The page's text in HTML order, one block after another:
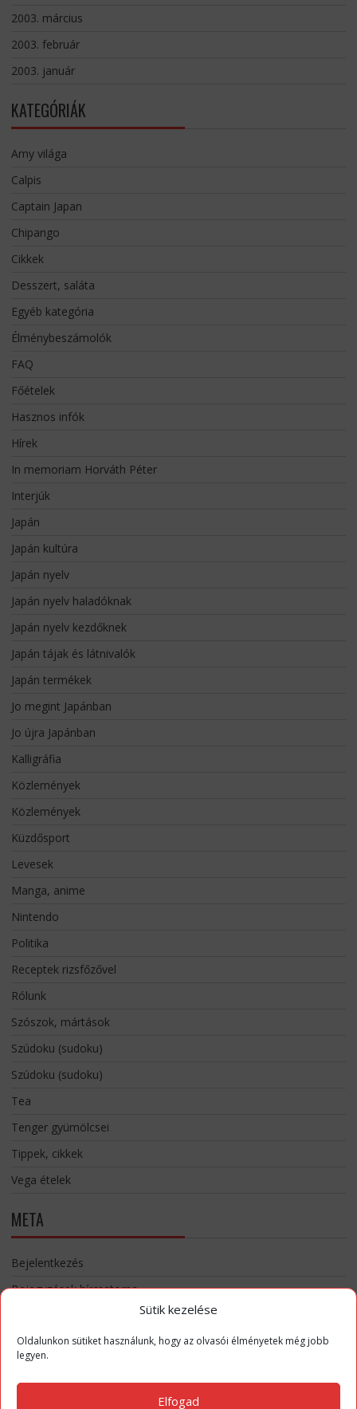
Sütik kezelése
Oldalunkon sütiket használunk, hogy az olvasói élményetek még jobb
legyen.
Elfogad
2003. március
2003. február
2003. január
KATEGÓRIÁK
Amy világa
Calpis
Captain Japan
Chipango
Cikkek
Desszert, saláta
Egyéb kategória
Élménybeszámolók
FAQ
Főételek
Hasznos infók
Hírek
In memoriam Horváth Péter
Interjúk
Japán
Japán kultúra
Japán nyelv
Japán nyelv haladóknak
Japán nyelv kezdőknek
Japán tájak és látnivalók
Japán termékek
Jo megint Japánban
Jo újra Japánban
Kalligráfia
Közlemények
Közlemények
Küzdősport
Levesek
Manga, anime
Nintendo
Politika
Receptek rizsfőzővel
Rólunk
Szószok, mártások
Szúdoku (sudoku)
Szúdoku (sudoku)
Tea
Tenger gyümölcsei
Tippek, cikkek
Vega ételek
META
Bejelentkezés
Bejegyzések hírcsatorna
Hozzászólások hírcsatorna
WordPress Magyarország